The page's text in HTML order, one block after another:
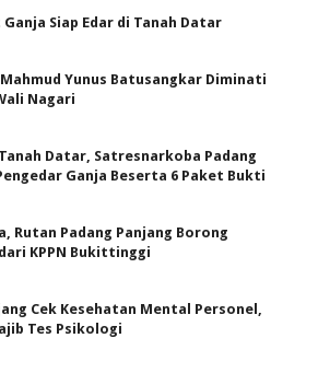
Siap Edar di Tanah Datar
Mahmud Yunus Batusangkar Diminati
Nagari
Datar, Satresnarkoba Padang
Ganja Beserta 6 Paket Bukti
Rutan Padang Panjang Borong
KPPN Bukittinggi
Cek Kesehatan Mental Personel,
Tes Psikologi